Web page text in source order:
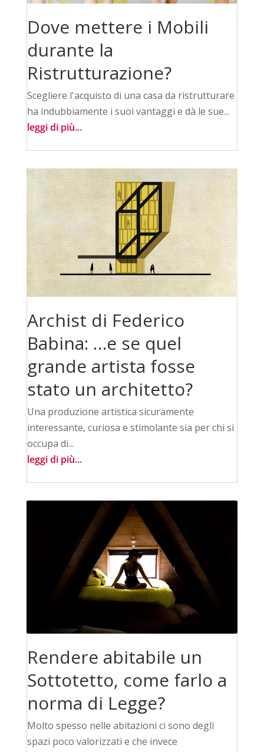
Dove mettere i Mobili
durante la
Ristrutturazione?
Scegliere l'acquisto di una casa da ristrutturare
ha indubbiamente i suoi vantaggi e dà le sue...
leggi di più...
Archist di Federico
Babina: …e se quel
grande artista fosse
stato un architetto?
Una produzione artistica sicuramente
interessante, curiosa e stimolante sia per chi si
occupa di...
leggi di più...
Rendere abitabile un
Sottotetto, come farlo a
norma di Legge?
Molto spesso nelle abitazioni ci sono degli
spazi poco valorizzati e che invece